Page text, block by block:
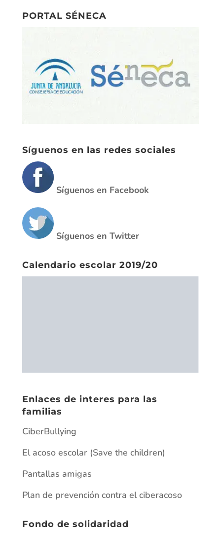
PORTAL SÉNECA
Síguenos en las redes sociales
Síguenos en Facebook
Síguenos en Twitter
Calendario escolar 2019/20
Plan de prevención contra el ciberacoso
Fondo de solidaridad
Fondo de solidaridad escrito
Fundamentos fondo de solidaridad
Pantallas amigas
Plan de prevención contra el ciberacoso